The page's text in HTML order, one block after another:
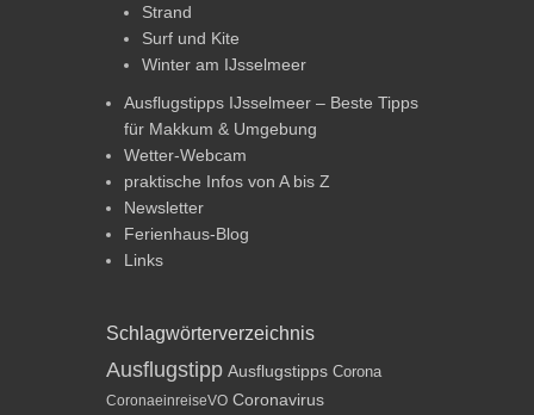
Strand
Surf und Kite
Winter am IJsselmeer
Ausflugstipps IJsselmeer – Beste Tipps
für Makkum & Umgebung
Wetter-Webcam
praktische Infos von A bis Z
Newsletter
Ferienhaus-Blog
Links
Schlagwörterverzeichnis
Ausflugstipp Ausflugstipps Corona
CoronaeinreiseVO Coronavirus